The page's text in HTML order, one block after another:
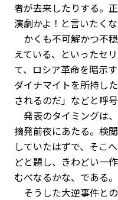
者が去来したりする。
演劇かよ！と言いたくな
かくも不可解かつ不
えている、といったセ
て、ロシア革命を暗示
ダイナマイトを所持し
されるのだ」などと呼号
発表のタイミングは
摘発前夜にあたる。検
していたはずで、そこ
どと題し、きわどい一
むべなるかな、である。
そうした大逆事件と